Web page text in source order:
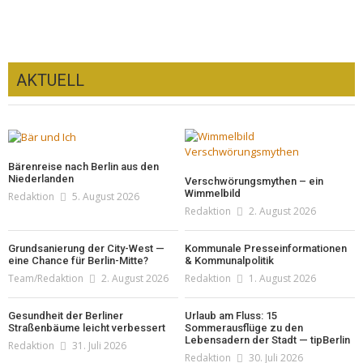
AKTUELL
Bärenreise nach Berlin aus den
Niederlanden
Redaktion 5. August 2026
Verschwörungsmythen – ein
Wimmelbild
Redaktion 2. August 2026
Grundsanierung der City-West —
eine Chance für Berlin-Mitte?
Team/Redaktion 2. August 2026
Kommunale Presseinformationen
& Kommunalpolitik
Redaktion 1. August 2026
Gesundheit der Berliner
Straßenbäume leicht verbessert
Redaktion 31. Juli 2026
Urlaub am Fluss: 15
Sommerausflüge zu den
Lebensadern der Stadt — tipBerlin
Redaktion 30. Juli 2026